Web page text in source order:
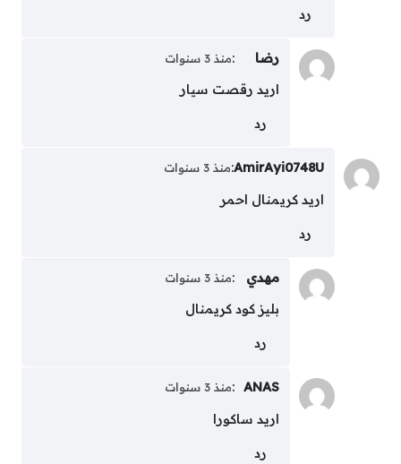
رد
رضا :منذ 3 سنوات
اريد رقصت سيار
رد
AmirAyi0748U
:منذ 3 سنوات
اريد كريمنال احمر
رد
مهدي :منذ 3 سنوات
بليز كود كريمنال
رد
ANAS
:منذ 3 سنوات
اريد ساكورا
رد